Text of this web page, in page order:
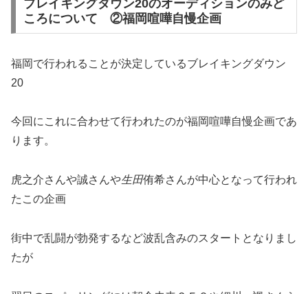
ブレイキングダウン20のオーディションのみど
ころについて ②福岡喧嘩自慢企画
福岡で行われることが決定しているブレイキングダウン
20
今回にこれに合わせて行われたのが福岡喧嘩自慢企画であ
ります。
虎之介さんや誠さんや生田侑希さんが中心となって行われ
たこの企画
街中で乱闘が勃発するなど波乱含みのスタートとなりまし
たが